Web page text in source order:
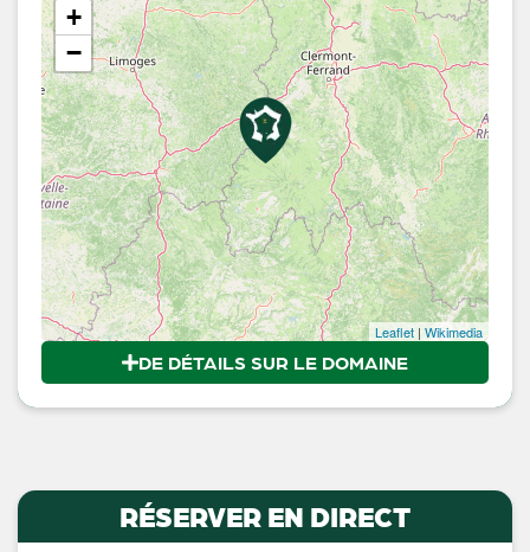
+
−
Leaflet | Wikimedia
DE DÉTAILS SUR LE DOMAINE
RÉSERVER EN DIRECT